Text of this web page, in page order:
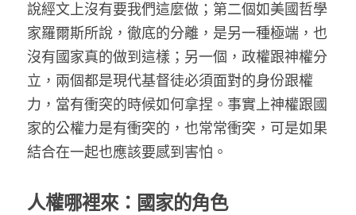
說經文上沒有要我們這麼做；第二個如美國哲學
家羅爾斯所說，徹底的分離，是另一種極端，也
沒有國家真的做到這樣；另一個，政權跟神權分
立，兩個都是現代基督徒必須面對的身份跟權
力，當有衝突的時候如何拿捏。事實上神權跟國
家的公權力是有衝突的，也常常衝突，可是如果
結合在一起也應該要感到害怕。
人權哪裡來：國家的角色